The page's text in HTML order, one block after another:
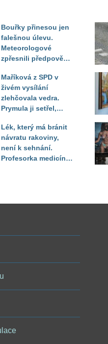
Bouřky přinesou jen
falešnou úlevu.
Meteorologové
zpřesnili předpověď
horkého počasí
Maříková z SPD v
živém vysílání
zlehčovala vedra.
Prymula ji setřel,
číslo
Lék, který má bránit
návratu rakoviny,
není k sehnání.
Profesorka medicíny